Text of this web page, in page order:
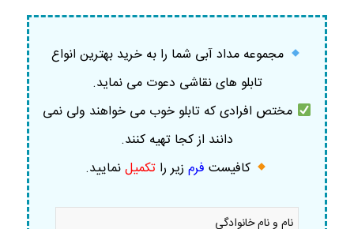
مجموعه مداد آبی شما را به خرید بهترین انواع
تابلو های نقاشی دعوت می نماید.
مختص افرادی که تابلو خوب می خواهند ولی نمی
دانند از کجا تهیه کنند.
کافیست فرم زیر را تکمیلنمایید.
نام